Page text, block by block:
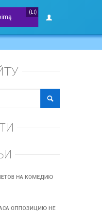
(Lt)
НА КОМЕДИЮ
ОППОЗИЦИЮ НЕ